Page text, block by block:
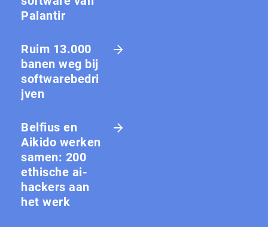
Palantir
Ruim 13.000
banen weg bij
softwarebedri
jven
Belfius en
Aikido werken
samen: 200
ethische ai-
hackers aan
het werk